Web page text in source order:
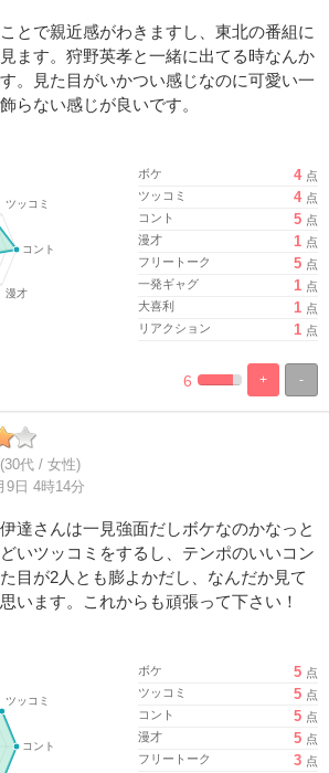
とで親近感がわきますし、東北の番組に
ます。狩野英孝と一緒に出てる時なんか
。見た目がいかつい感じなのに可愛い一
らない感じが良いです。
ボケ 4 点
ツッコミ
4 点
コント
5 点
漫才
1 点
フリートーク
5 点
一発ギャグ
1 点
大喜利
1 点
リアクション
1 点
-
+
%
100%
6
代 / 女性)
9日 4時14分
達さんは一見強面だしボケなのかなっと
いツッコミをするし、テンポのいいコン
目が2人とも膨よかだし、なんだか見て
います。これからも頑張って下さい！
ボケ 5 点
ツッコミ
5 点
コント
5 点
漫才
5 点
フリートーク
3 点